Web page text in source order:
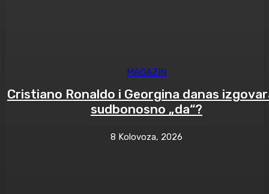
MAGAZIN
Cristiano Ronaldo i Georgina danas
sudbonosno „da“?
8 Kolovoza, 2026